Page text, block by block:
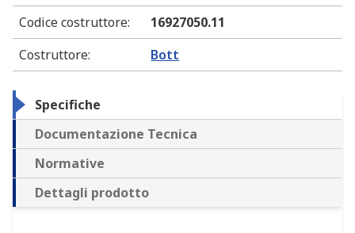
Codice costruttore:
16927050.11
Costruttore: Bott
Specifiche
Documentazione Tecnica
Normative
Dettagli prodotto